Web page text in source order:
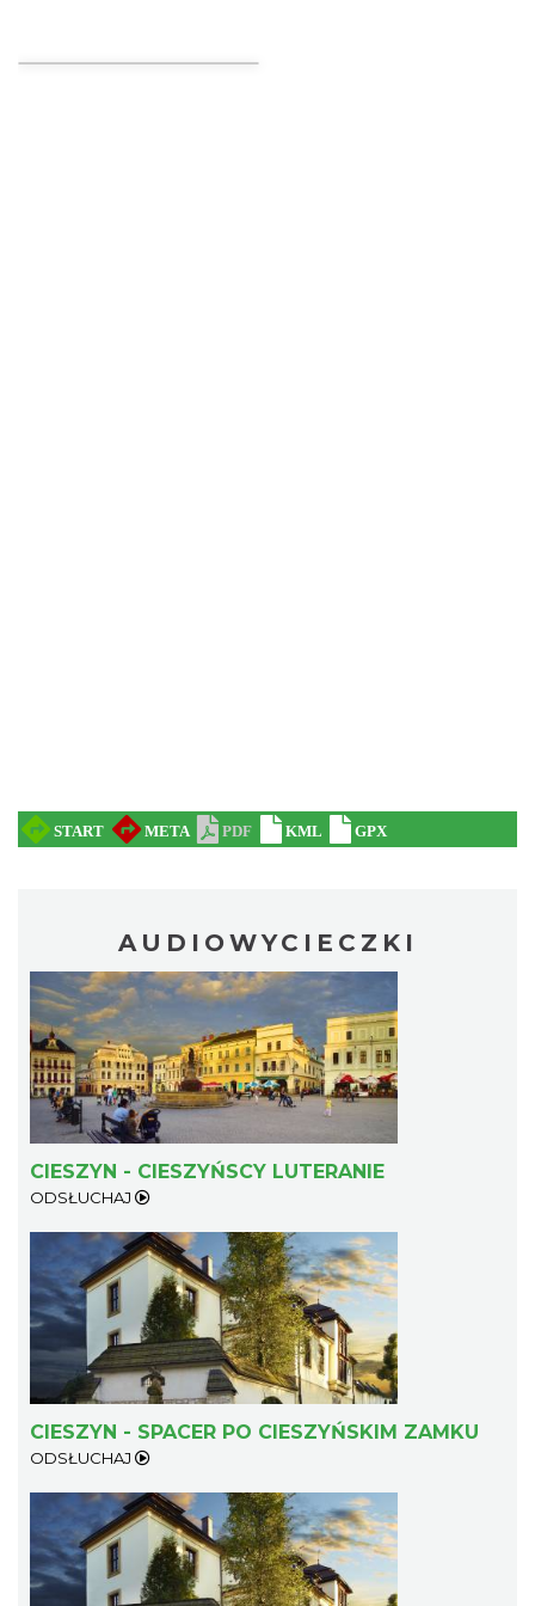
AUDIOWYCIECZKI
CIESZYN - CIESZYŃSCY LUTERANIE
ODSŁUCHAJ
CIESZYN - SPACER PO CIESZYŃSKIM ZAMKU
ODSŁUCHAJ